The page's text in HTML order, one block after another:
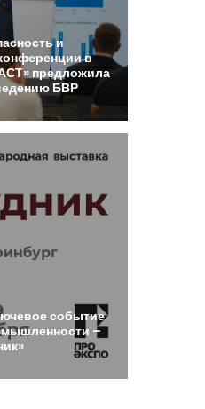
и
в
предложила
БВР
событие
–